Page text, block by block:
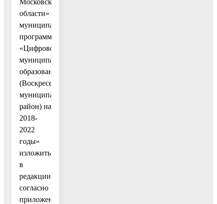
области»
муниципальной
программы
«Цифровое
муниципальное
образование
(Воскресенский
муниципальный
район) на
2018-
2022
годы»
изложить
в
редакции
согласно
приложению